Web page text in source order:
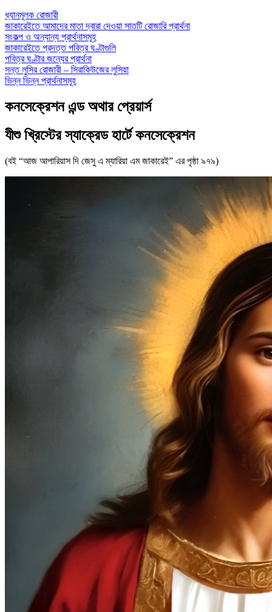
ধ্যানমূলক রোজারী
জাকারেইতে আমাদের মাতা দ্বারা দেওয়া সাতটি রোজারি প্রার্থনা
সংকল্প ও অন্যান্য প্রার্থনাসমূহ
জাকারেইতে প্রদত্ত পবিত্র ঘণ্টাগুলি
পবিত্র ঘণ্টার জন্যের প্রার্থনা
সন্ত লুসির রোজারী – সিরাকিউজের লুসিয়া
ভিন্ন ভিন্ন প্রার্থনাসমূহ
কনসেক্রেশন এন্ড অথার প্রেয়ার্স
যীশু খ্রিস্টের স্যাক্রেড হার্টে কনসেক্রেশন
(বই “আজ আপারিয়াস দি জেসু এ ম্যারিয়া এম জাকারেই” এর পৃষ্ঠা ৯৭৯)